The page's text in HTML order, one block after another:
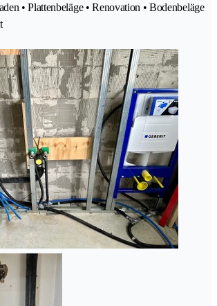
• Plattenbeläge • Renovation • Bodenbeläge